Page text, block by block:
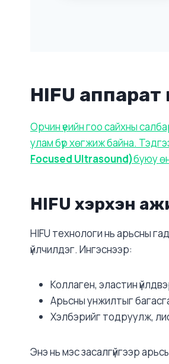
HIFU
Орчин үеийн гоо сайхны
улам бүр хөгжиж байна.
Focused Ultrasound)буюу
HIFU хэрхэн
HIFU технологи нь арьсны
үйлчилдэг. Ингэснээр:
Коллаген, эластин
Арьсны унжилтыг
Хэлбэрийг тодруулж,
Энэ нь мэс засалгүйгээр